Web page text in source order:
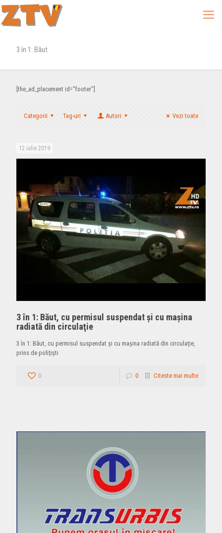
3 în 1: Băut
[the_ad_placement id="footer"]
Categorii Tag-uri Autori Vezi toate
12 iulie 2019
3 în 1: Băut, cu permisul suspendat şi cu maşina
radiată din circulaţie
3 în 1: Băut, cu permisul suspendat şi cu maşina radiată din circulaţie,
prins de poliţişti
0 0 Citeste mai multe